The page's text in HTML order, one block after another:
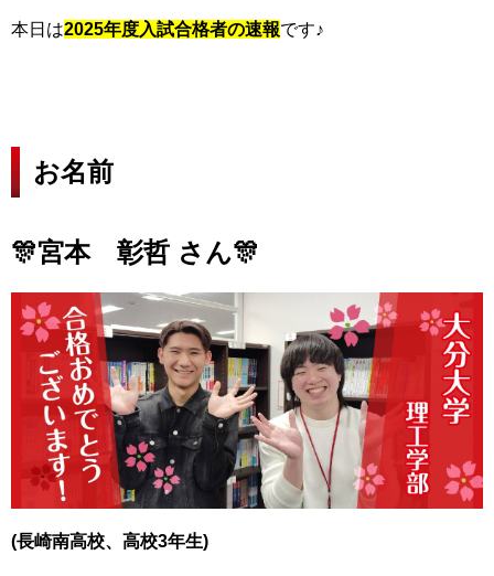
本日は2025年度入試合格者の速報です♪
お名前
🎊宮本 彰哲 さん🎊
(長崎南高校、高校3年生)